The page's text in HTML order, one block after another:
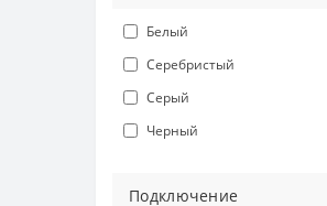
Белый
Серебристый
Серый
Черный
Подключение